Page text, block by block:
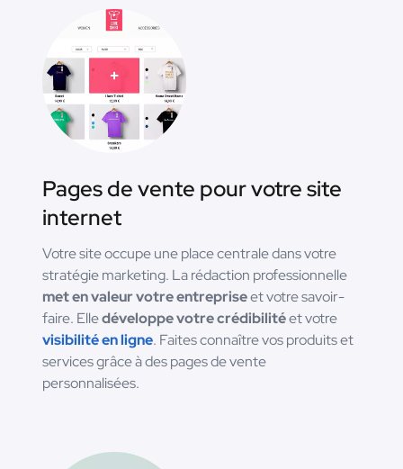
Pages de vente pour votre site
internet
Votre site occupe une place centrale dans votre
stratégie marketing. La rédaction professionnelle
met en valeur votre entrepriseet votre savoir-
faire. Elledéveloppe votre crédibilitéet votre
visibilité en ligne. Faites connaître vos produits et
services grâce à des pages de vente
personnalisées.